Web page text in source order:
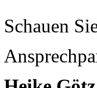
Schauen